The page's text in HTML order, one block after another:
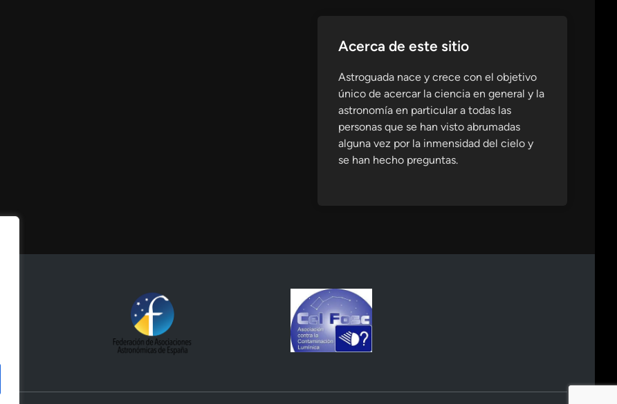
Acerca de este sitio
Astroguada nace y crece con el objetivo
único de acercar la ciencia en general y la
astronomía en particular a todas las
personas que se han visto abrumadas
alguna vez por la inmensidad del cielo y
se han hecho preguntas.